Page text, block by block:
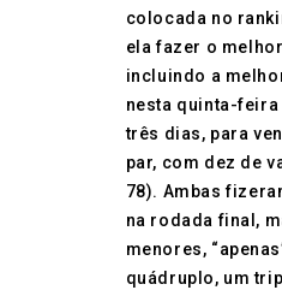
colocada no
ela fazer o
incluindo a
nesta quinta-feira
três dias, para
par, com dez de
78). Ambas
na rodada final,
menores,
quádruplo, um